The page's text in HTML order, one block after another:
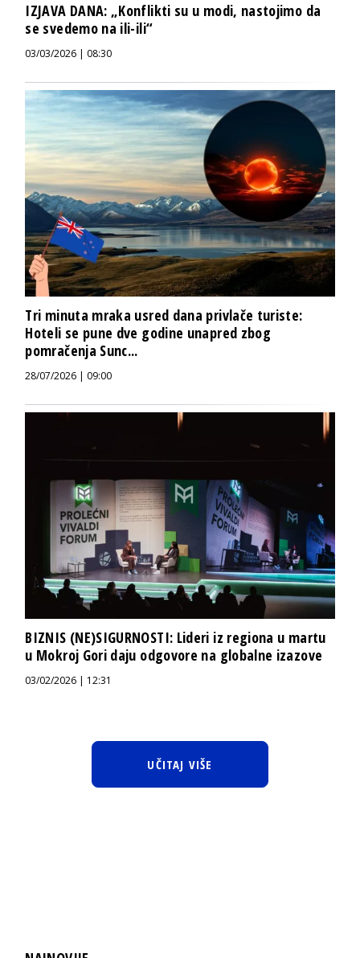
IZJAVA DANA: „Konflikti su u modi, nastojimo da
se svedemo na ili-ili“
03/03/2026 | 08:30
Tri minuta mraka usred dana privlače turiste:
Hoteli se pune dve godine unapred zbog
pomračenja Sunc...
28/07/2026 | 09:00
BIZNIS (NE)SIGURNOSTI: Lideri iz regiona u martu
u Mokroj Gori daju odgovore na globalne izazove
03/02/2026 | 12:31
UČITAJ VIŠE